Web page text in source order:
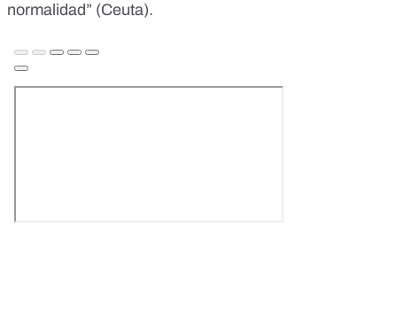
normalidad” (Ceuta).